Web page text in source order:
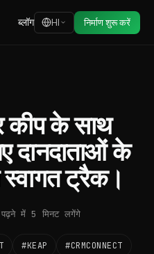
ब्लॉग HI निर्माण शुरू करें
कीप के साथ
दानदाताओं के
ट्रैक।
पढ़ने में 5 मिनट लगेंगे
#KEAP #CRMCONNECT